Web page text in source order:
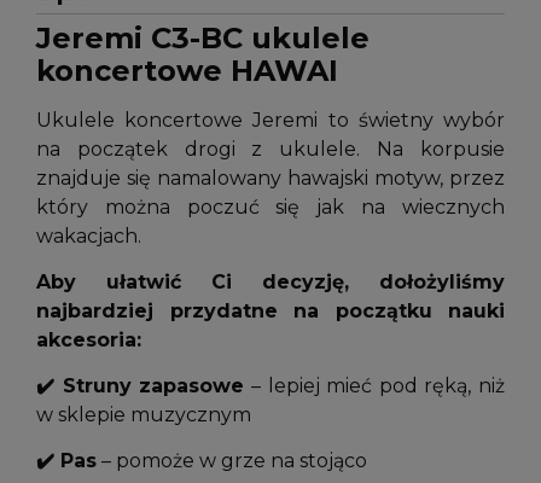
Jeremi C3-BC ukulele
koncertowe HAWAI
Ukulele koncertowe Jeremi to świetny wybór
na początek drogi z ukulele. Na korpusie
znajduje się namalowany hawajski motyw, przez
który można poczuć się jak na wiecznych
wakacjach.
Aby ułatwić Ci decyzję, dołożyliśmy
najbardziej przydatne na początku nauki
akcesoria:
✔️ Struny zapasowe – lepiej mieć pod ręką, niż
w sklepie muzycznym
✔️ Pas – pomoże w grze na stojąco